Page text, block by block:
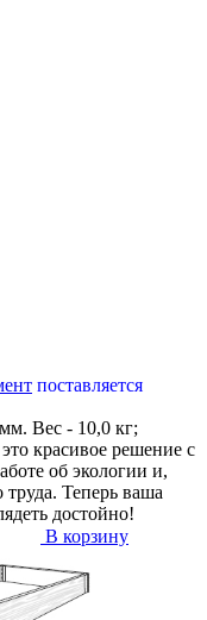
В корзину
поставляется
Вес - 10,0 кг;
красивое решение с
об экологии и,
Теперь ваша
достойно!